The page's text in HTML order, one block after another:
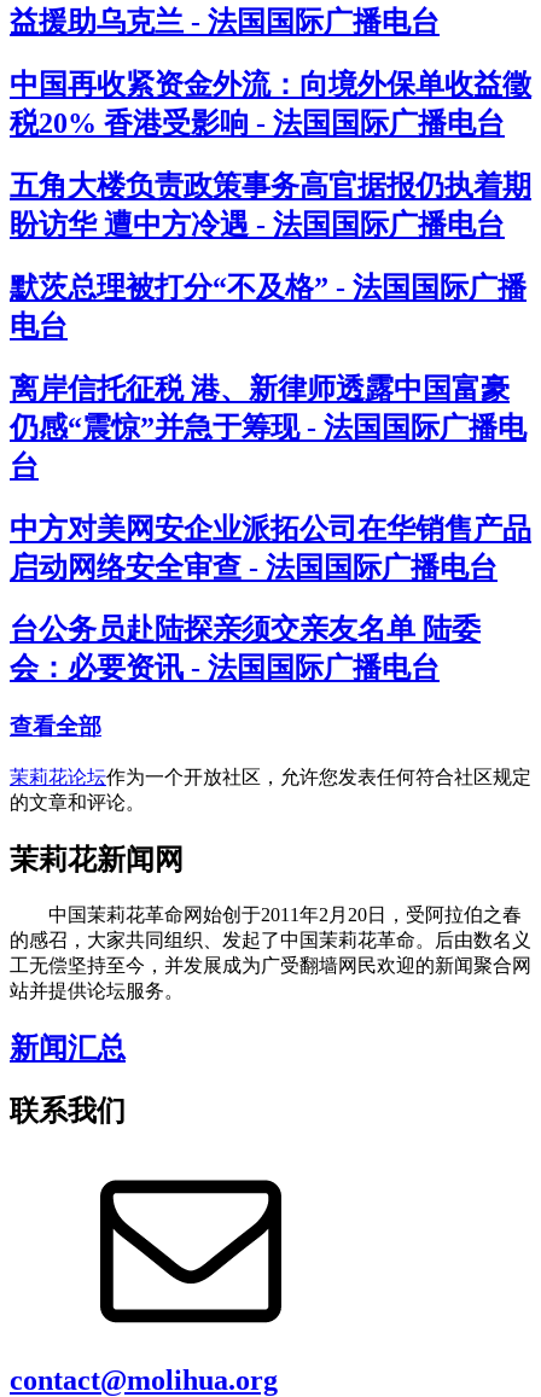
益援助乌克兰 - 法国国际广播电台
中国再收紧资金外流：向境外保单收益徵
税20% 香港受影响 - 法国国际广播电台
五角大楼负责政策事务高官据报仍执着期
盼访华 遭中方冷遇 - 法国国际广播电台
默茨总理被打分“不及格” - 法国国际广播
电台
离岸信托征税 港、新律师透露中国富豪
仍感“震惊”并急于筹现 - 法国国际广播电
台
中方对美网安企业派拓公司在华销售产品
启动网络安全审查 - 法国国际广播电台
台公务员赴陆探亲须交亲友名单 陆委
会：必要资讯 - 法国国际广播电台
查看全部
茉莉花论坛作为一个开放社区，允许您发表任何符合社区规定
的文章和评论。
茉莉花新闻网
中国茉莉花革命网始创于2011年2月20日，受阿拉伯之春
的感召，大家共同组织、发起了中国茉莉花革命。后由数名义
工无偿坚持至今，并发展成为广受翻墙网民欢迎的新闻聚合网
站并提供论坛服务。
新闻汇总
联系我们
contact@molihua.org